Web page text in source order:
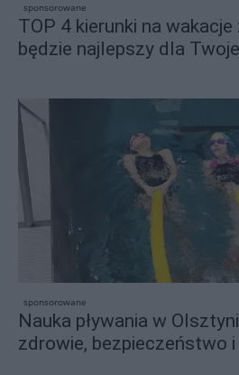
sponsorowane
TOP 4 kierunki na
będzie najlepszy dla
sponsorowane
Nauka pływania w
zdrowie, bezpieczeństwo